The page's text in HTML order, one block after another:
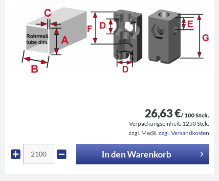
26,63 €/ 100 Stck.
Verpackungseinheit: 1250 Stck.
zzgl. MwSt. zzgl. Versandkosten
In denWarenkorb